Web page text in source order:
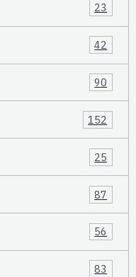
23
42
90
152
25
87
56
83